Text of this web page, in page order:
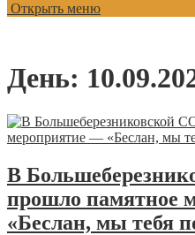
Открыть меню
День:
В
прошло памятное
«Беслан, мы тебя